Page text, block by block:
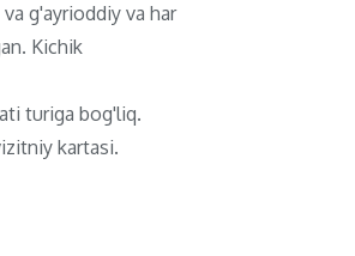
​​g'ayrioddiy va har
Kichik
turiga bog'liq.
kartasi.